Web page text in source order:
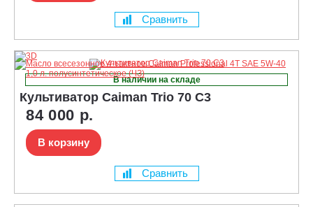
Сравнить
В наличии на складе
Культиватор Caiman Trio 70 C3
84 000 р.
В корзину
Сравнить